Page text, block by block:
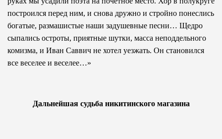
построился перед ним, и снова дружно и стройно понеслись
богатые, размашистые наши задушевные песни… Щедро
сыпались остроты, приятные шутки, масса неподдельного
комизма, и Иван Саввич не хотел уезжать. Он становился
все веселее и веселее…»
Дальнейшая судьба никитинского магазина